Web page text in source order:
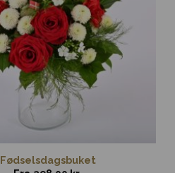
Fødselsdagsbuket